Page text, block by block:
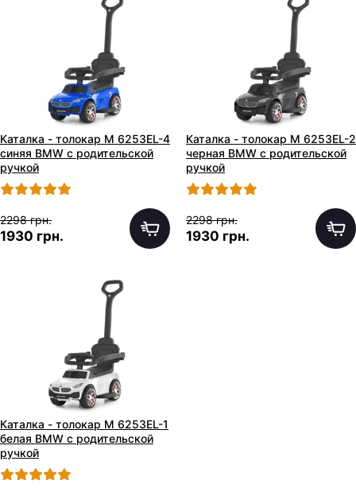
Каталка - толокар M 6253EL-4
синяя BMW с родительской
ручкой
2298 грн.
1930 грн.
Каталка - толокар M 6253EL-2
черная BMW с родительской
ручкой
2298 грн.
1930 грн.
Каталка - толокар M 6253EL-1
белая BMW с родительской
ручкой